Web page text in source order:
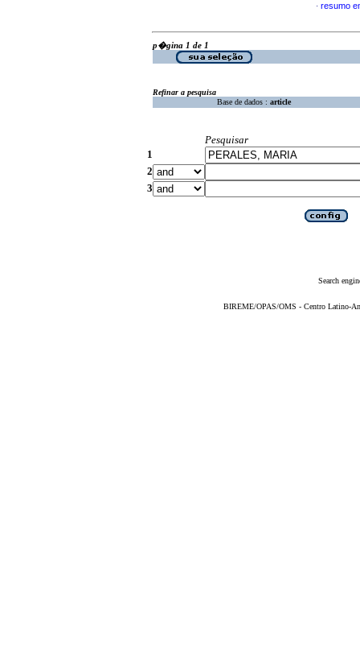
· resumo
p�gina 1 de 1
Refinar a pesquisa
Base de dados : article
Pesquisar
1
2
3
Search
BIREME/OPAS/OMS - Centro Latino-